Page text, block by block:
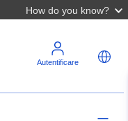
How do you know?
Autentificare